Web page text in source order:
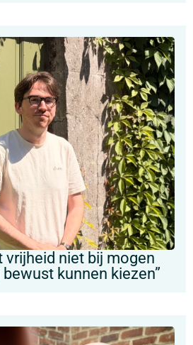
vrijheid niet bij mogen
kunnen kiezen”